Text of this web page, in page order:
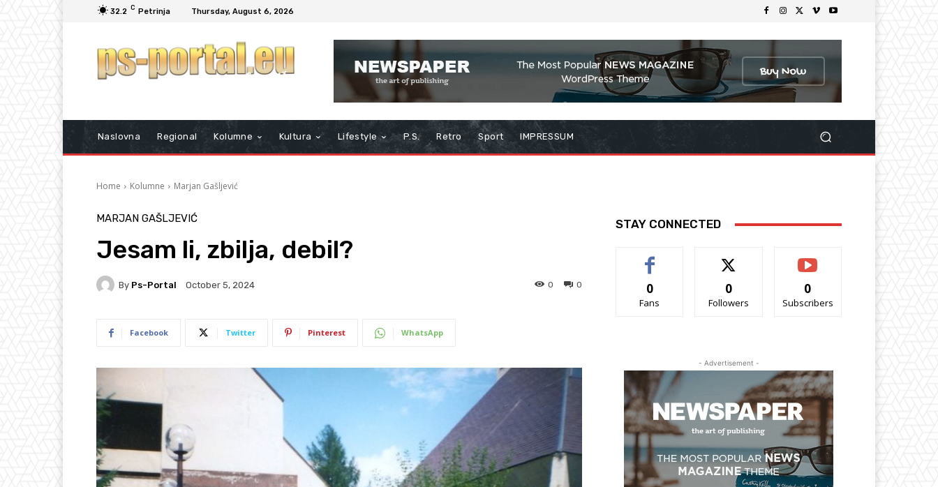
32.2 C Petrinja Thursday, August 6, 2026
Naslovna Regional Kolumne Kultura Lifestyle P.S. Retro Sport IMPRESSUM
Home Kolumne Marjan Gašljević
MARJAN GAŠLJEVIĆ
Jesam li, zbilja, debil?
By Ps-Portal October 5, 2024 0
0
Facebook Twitter Pinterest WhatsApp
STAY CONNECTED
0
Fans
0
Followers
0
Subscribers
- Advertisement -